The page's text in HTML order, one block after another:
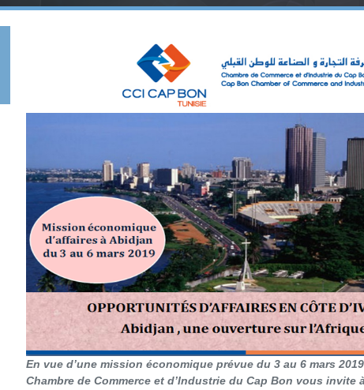
En vue d’une mission économique prévue du 3 au 6 mars
Chambre de Commerce et d’Industrie du Cap Bon vous invite